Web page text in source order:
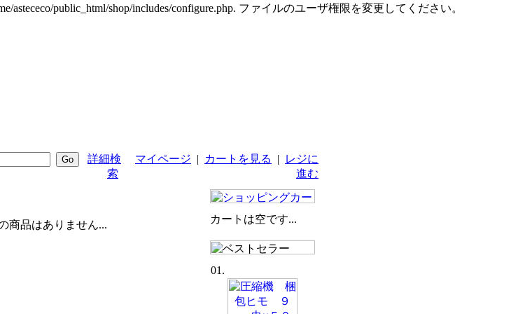
public_html/shop/includes/configure.php. ファイルのユーザ権限を変更してください。
詳細検
索
マイページ | カートを見る |
レジに
進む
商品はありません... カートは空です...
01.